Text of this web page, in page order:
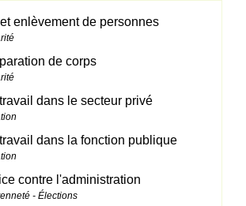
enlèvement de personnes
de corps
dans le secteur privé
dans la fonction publique
contre l'administration
- Élections